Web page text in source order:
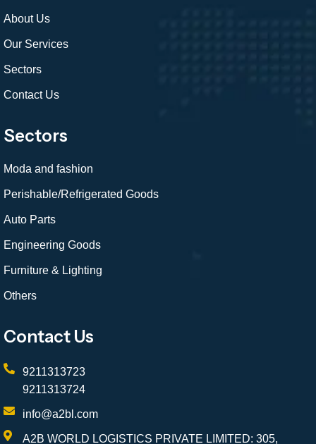
About Us
Our Services
Sectors
Contact Us
Sectors
Moda and fashion
Perishable/Refrigerated Goods
Auto Parts
Engineering Goods
Furniture & Lighting
Others
Contact Us
9211313723
9211313724
info@a2bl.com
A2B WORLD LOGISTICS PRIVATE LIMITED: 305,